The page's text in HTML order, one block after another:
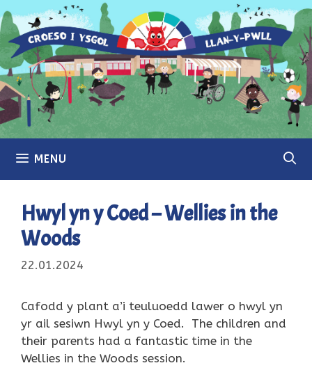
Skip
to
content
MENU
Hwyl yn y Coed – Wellies in the
Woods
22.01.2024
Cafodd y plant a’i teuluoedd lawer o hwyl yn
yr ail sesiwn Hwyl yn y Coed. The children and
their parents had a fantastic time in the
Wellies in the Woods session.